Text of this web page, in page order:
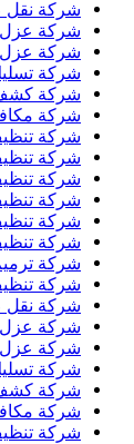
شركة
شركة عزل
شركة
شركة
شركة كشف
شركة
شركة
شركة
شركة
شركة
شركة
شركة
شركة
شركة
شركة نقل
شركة عزل
شركة عزل
شركة
شركة كشف
شركة
شركة